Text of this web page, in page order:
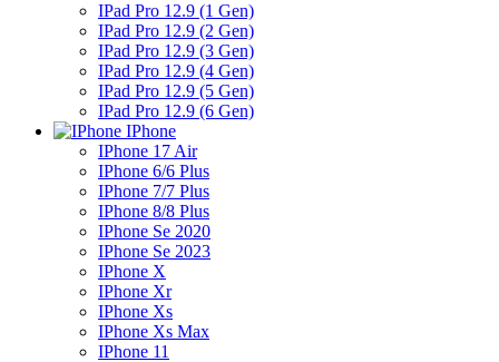
IPad Pro 12.9 (1 Gen)
IPad Pro 12.9 (2 Gen)
IPad Pro 12.9 (3 Gen)
IPad Pro 12.9 (4 Gen)
IPad Pro 12.9 (5 Gen)
IPad Pro 12.9 (6 Gen)
IPhone
IPhone 17 Air
IPhone 6/6 Plus
IPhone 7/7 Plus
IPhone 8/8 Plus
IPhone Se 2020
IPhone Se 2023
IPhone X
IPhone Xr
IPhone Xs
IPhone Xs Max
IPhone 11